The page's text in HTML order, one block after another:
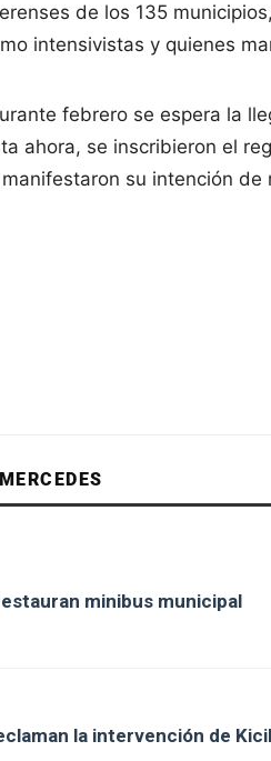
de los 135
intensivistas y quienes
febrero se espera la
ahora, se inscribieron el
su intención de
minibus municipal
la intervención de